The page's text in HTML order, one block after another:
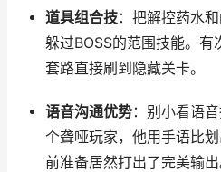
道具组合技：把解控药水
躲过BOSS的范围技能。
套路直接刷到隐藏关卡。
语音沟通优势：别小看语
个聋哑玩家，他用手语比
前准备居然打出了完美输出